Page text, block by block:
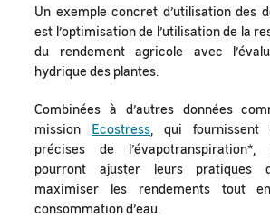
Un exemple concret d’utilisation des
est l’optimisation de l’utilisation de la
du rendement agricole avec
hydrique des plantes.
Combinées à d’autres données
mission Ecostress , qui fournissent
précises de l’évapotranspiration*,
pourront ajuster leurs pratiques
maximiser les rendements tout
consommation d’eau.